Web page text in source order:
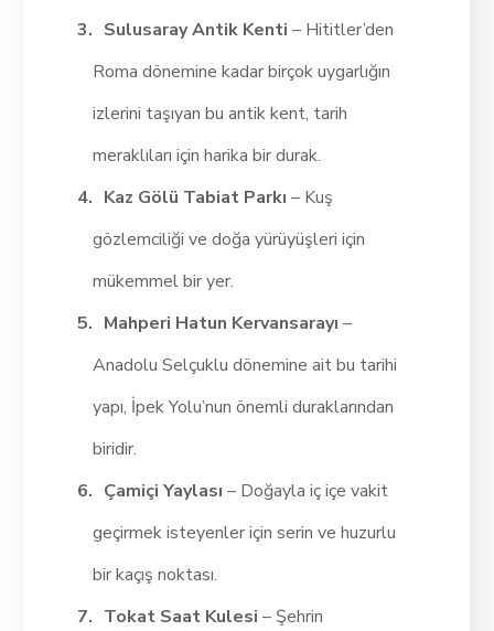
Sulusaray Antik Kenti – Hititler’den
Roma dönemine kadar birçok uygarlığın
izlerini taşıyan bu antik kent, tarih
meraklıları için harika bir durak.
Kaz Gölü Tabiat Parkı – Kuş
gözlemciliği ve doğa yürüyüşleri için
mükemmel bir yer.
Mahperi Hatun Kervansarayı –
Anadolu Selçuklu dönemine ait bu tarihi
yapı, İpek Yolu’nun önemli duraklarından
biridir.
Çamiçi Yaylası – Doğayla iç içe vakit
geçirmek isteyenler için serin ve huzurlu
bir kaçış noktası.
Tokat Saat Kulesi – Şehrin